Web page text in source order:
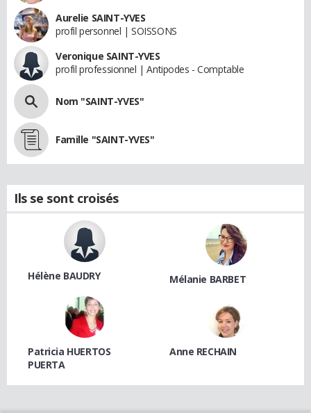
Aurelie SAINT-YVES
profil personnel | SOISSONS
Veronique SAINT-YVES
profil professionnel | Antipodes - Comptable
Nom "SAINT-YVES"
Famille "SAINT-YVES"
Ils se sont croisés
Hélène BAUDRY Mélanie BARBET
Patricia HUERTOS
PUERTA
Anne RECHAIN